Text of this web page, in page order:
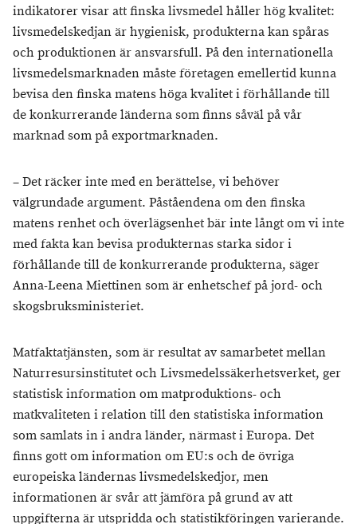
indikatorer visar att finska livsmedel håller hög kvalitet:
livsmedelskedjan är hygienisk, produkterna kan spåras
och produktionen är ansvarsfull. På den internationella
livsmedelsmarknaden måste företagen emellertid kunna
bevisa den finska matens höga kvalitet i förhållande till
de konkurrerande länderna som finns såväl på vår
marknad som på exportmarknaden.
– Det räcker inte med en berättelse, vi behöver
välgrundade argument. Påståendena om den finska
matens renhet och överlägsenhet bär inte långt om vi inte
med fakta kan bevisa produkternas starka sidor i
förhållande till de konkurrerande produkterna, säger
Anna-Leena Miettinen som är enhetschef på jord- och
skogsbruksministeriet.
Matfaktatjänsten, som är resultat av samarbetet mellan
Naturresursinstitutet och Livsmedelssäkerhetsverket, ger
statistisk information om matproduktions- och
matkvaliteten i relation till den statistiska information
som samlats in i andra länder, närmast i Europa. Det
finns gott om information om EU:s och de övriga
europeiska ländernas livsmedelskedjor, men
informationen är svår att jämföra på grund av att
uppgifterna är utspridda och statistikföringen varierande.